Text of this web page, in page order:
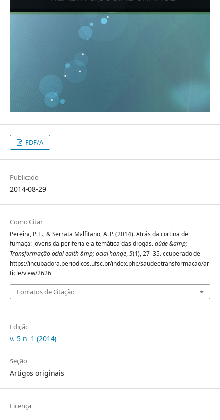
PDF/A
Publicado
2014-08-29
Como Citar
Pereira, P. E., & Serrata Malfitano, A. P. (2014). Atrás da cortina de
fumaça: jovens da periferia e a temática das drogas.aúde &amp;
Transformação ocial ealth &mp; ocial hange,5(1), 27–35. ecuperado de
https://incubadora.periodicos.ufsc.br/index.php/saudeetransformacao/ar
ticle/view/2626
Fomatos de Citação
Edição
v. 5 n. 1 (2014)
Seção
Artigos originais
Licença